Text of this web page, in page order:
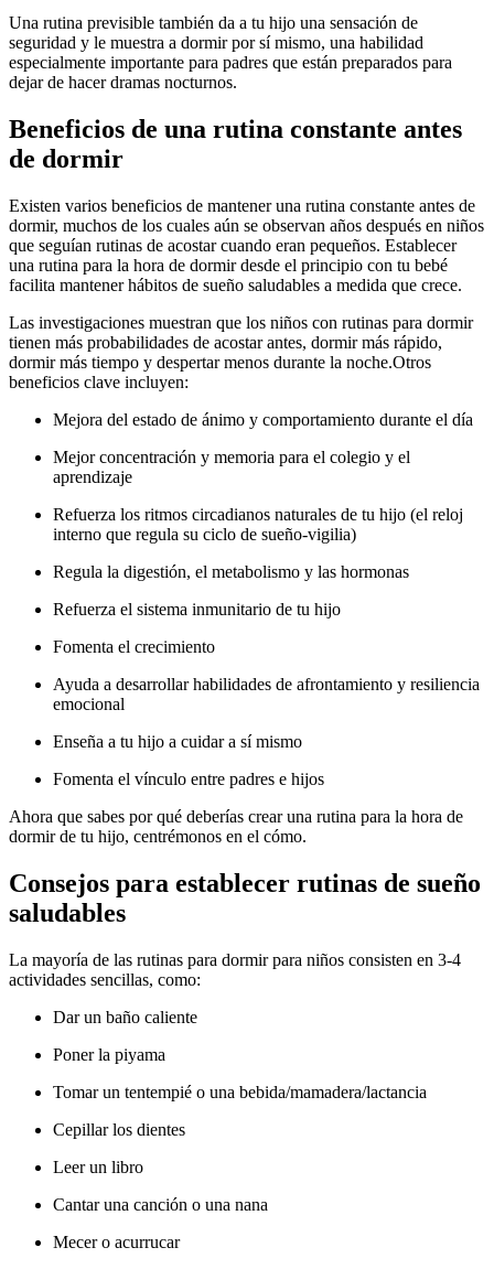
Una rutina previsible también da a tu hijo una sensación de
seguridad y le muestra a dormir por sí mismo, una habilidad
especialmente importante para padres que están preparados para
dejar de hacer dramas nocturnos.
Beneficios de una rutina constante antes
de dormir
Existen varios beneficios de mantener una rutina constante antes de
dormir, muchos de los cuales aún se observan años después en niños
que seguían rutinas de acostar cuando eran pequeños. Establecer
una rutina para la hora de dormir desde el principio con tu bebé
facilita mantener hábitos de sueño saludables a medida que crece.
Las investigaciones muestran que los niños con rutinas para dormir
tienen más probabilidades de acostar antes, dormir más rápido,
dormir más tiempo y despertar menos durante la noche.Otros
beneficios clave incluyen:
Mejora del estado de ánimo y comportamiento durante el día
Mejor concentración y memoria para el colegio y el
aprendizaje
Refuerza los ritmos circadianos naturales de tu hijo (el reloj
interno que regula su ciclo de sueño-vigilia)
Regula la digestión, el metabolismo y las hormonas
Refuerza el sistema inmunitario de tu hijo
Fomenta el crecimiento
Ayuda a desarrollar habilidades de afrontamiento y resiliencia
emocional
Enseña a tu hijo a cuidar a sí mismo
Fomenta el vínculo entre padres e hijos
Ahora que sabes por qué deberías crear una rutina para la hora de
dormir de tu hijo, centrémonos en el cómo.
Consejos para establecer rutinas de sueño
saludables
La mayoría de las rutinas para dormir para niños consisten en 3-4
actividades sencillas, como:
Dar un baño caliente
Poner la piyama
Tomar un tentempié o una bebida/mamadera/lactancia
Cepillar los dientes
Leer un libro
Cantar una canción o una nana
Mecer o acurrucar